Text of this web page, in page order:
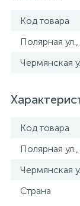
Код товара
Полярная
Чермянская
Код товара
Полярная
Чермянская
Страна